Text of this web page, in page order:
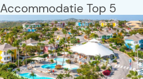
Accommodatie Top 5